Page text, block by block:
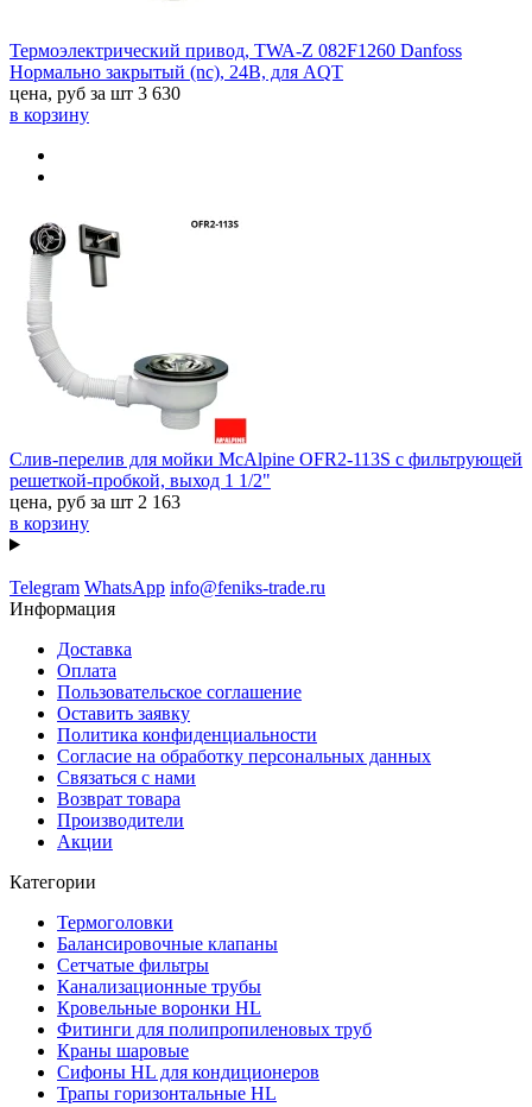
Термоэлектрический привод, TWA-Z 082F1260 Danfoss
Нормально закрытый (nc), 24В, для AQT
цена, руб за шт 3 630
в корзину
Слив-перелив для мойки McAlpine OFR2-113S с фильтрующей
решеткой-пробкой, выход 1 1/2"
цена, руб за шт 2 163
в корзину
Telegram WhatsApp info@feniks-trade.ru
Информация
Доставка
Оплата
Пользовательское соглашение
Оставить заявку
Политика конфиденциальности
Согласие на обработку персональных данных
Связаться с нами
Возврат товара
Производители
Акции
Категории
Термоголовки
Балансировочные клапаны
Сетчатые фильтры
Канализационные трубы
Кровельные воронки HL
Фитинги для полипропиленовых труб
Краны шаровые
Сифоны HL для кондиционеров
Трапы горизонтальные HL